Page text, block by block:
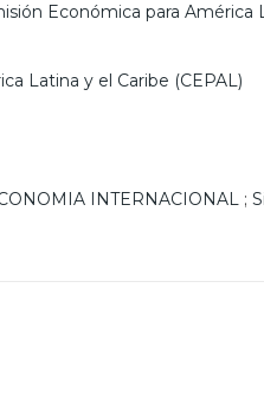
Económica para América
Latina y el Caribe (CEPAL)
INTERNACIONAL ;